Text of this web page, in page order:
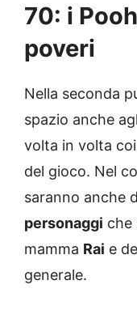
70: i
poveri
Nella seconda
spazio anche
volta in volta
del gioco. Nel
saranno anche
personaggi che
mamma Rai e
generale.